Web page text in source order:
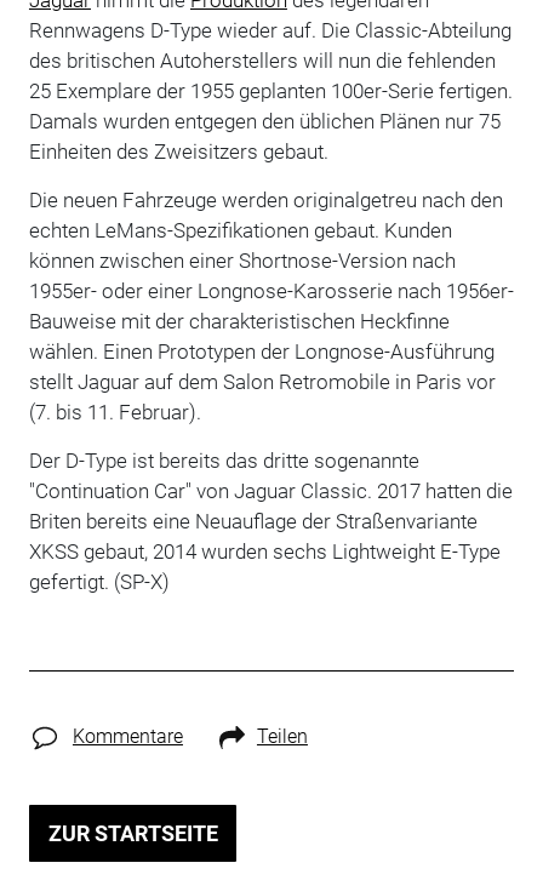
Rennwagens D-Type wieder auf. Die Classic-Abteilung
des britischen Autoherstellers will nun die fehlenden
25 Exemplare der 1955 geplanten 100er-Serie fertigen.
Damals wurden entgegen den üblichen Plänen nur 75
Einheiten des Zweisitzers gebaut.
Die neuen Fahrzeuge werden originalgetreu nach den
echten LeMans-Spezifikationen gebaut. Kunden
können zwischen einer Shortnose-Version nach
1955er- oder einer Longnose-Karosserie nach 1956er-
Bauweise mit der charakteristischen Heckfinne
wählen. Einen Prototypen der Longnose-Ausführung
stellt Jaguar auf dem Salon Retromobile in Paris vor
(7. bis 11. Februar).
Der D-Type ist bereits das dritte sogenannte
"Continuation Car" von Jaguar Classic. 2017 hatten die
Briten bereits eine Neuauflage der Straßenvariante
XKSS gebaut, 2014 wurden sechs Lightweight E-Type
gefertigt. (SP-X)
Kommentare Teilen
ZUR STARTSEITE